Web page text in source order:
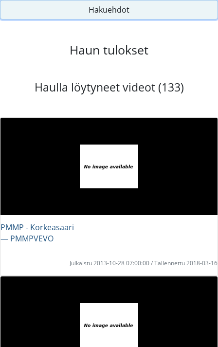
Hakuehdot
Haun tulokset
Haulla löytyneet videot (133)
PMMP - Korkeasaari
― PMMPVEVO
Julkaistu 2013-10-28 07:00:00 / Tallennettu 2018-03-16